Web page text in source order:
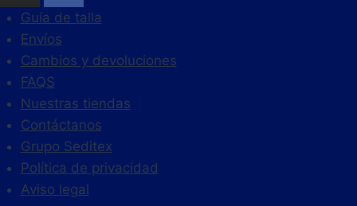
Guía de talla
Envíos
Cambios y devoluciones
FAQS
Nuestras tiendas
Contáctanos
Grupo Seditex
Política de privacidad
Aviso legal